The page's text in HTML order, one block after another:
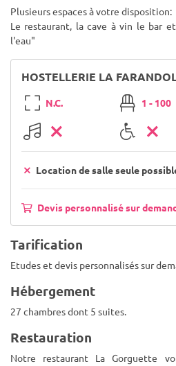
Plusieurs espaces à votre disposition:
Le restaurant, la cave à vin le bar
l'eau"
HOSTELLERIE LA
N.C. 1 - 100
Location de salle seule
Devis personnalisé sur
Tarification
Etudes et devis personnalisés sur
Hébergement
27 chambres dont 5 suites.
Restauration
Notre restaurant La Gorguette